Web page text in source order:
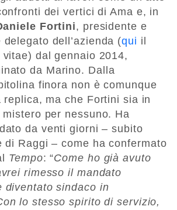
dei vertici di Ama e, in
Fortini, presidente e
dell’azienda (qui il
dal gennaio 2014,
da Marino. Dalla
finora non è comunque
replica, ma che Fortini sia in
per nessuno. Ha
da venti giorni – subito
di Raggi – come ha confermato
Tempo: “Come ho già avuto
rimesso il mandato
diventato sindaco in
lo stesso spirito di servizio,